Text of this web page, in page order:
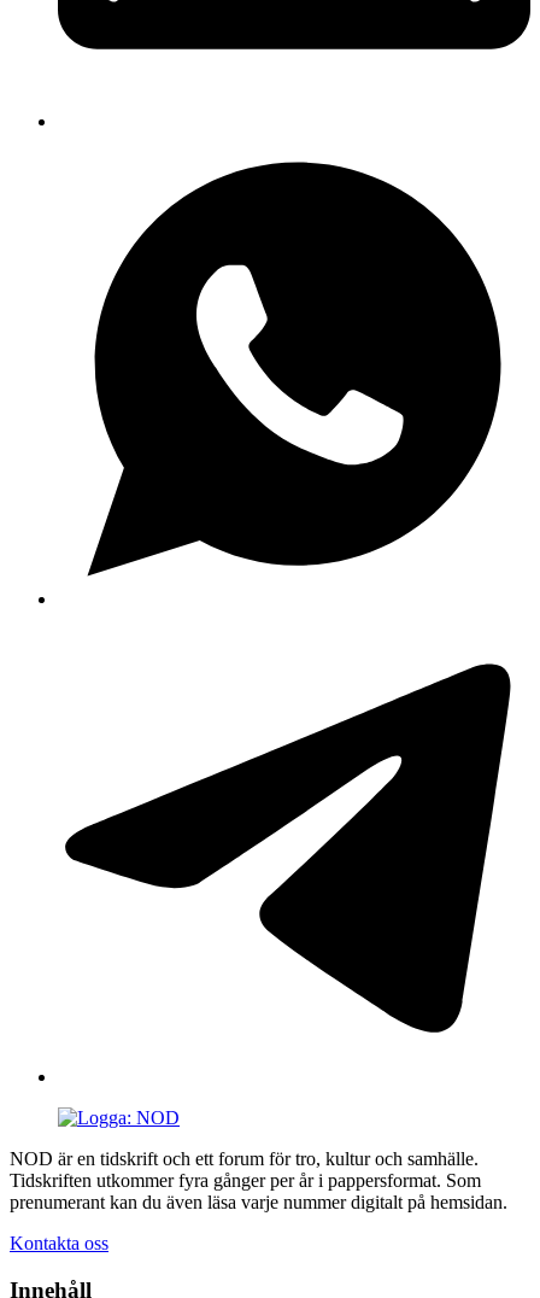
NOD är en tidskrift och ett forum för tro, kultur och samhälle.
Tidskriften utkommer fyra gånger per år i pappersformat. Som
prenumerant kan du även läsa varje nummer digitalt på hemsidan.
Kontakta oss
Innehåll